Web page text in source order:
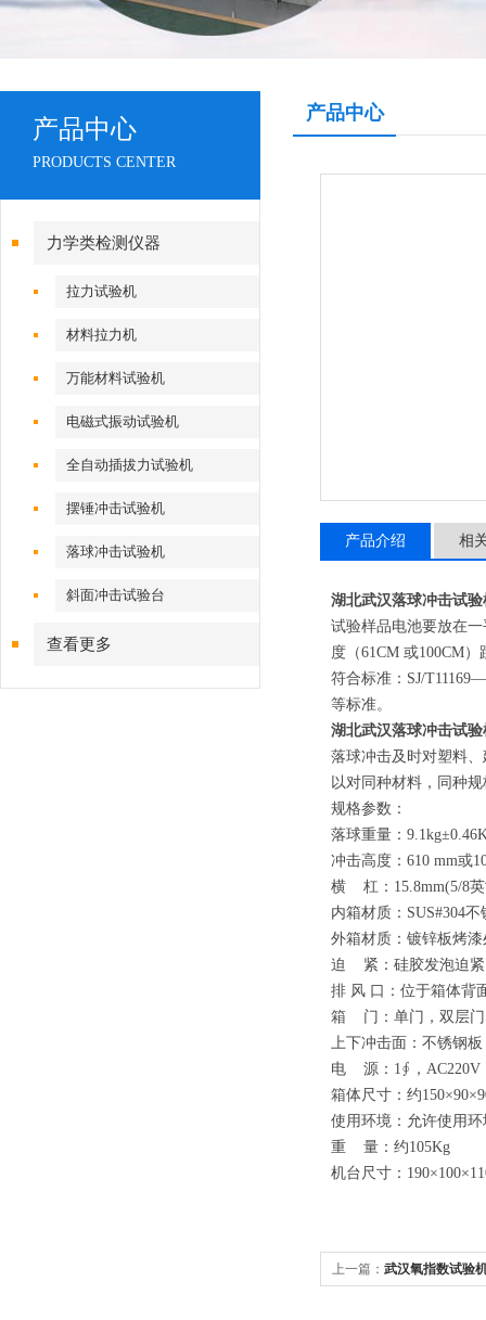
产品中心
PRODUCTS CENTER
力学类检测仪器
拉力试验机
材料拉力机
万能材料试验机
电磁式振动试验机
全自动插拔力试验机
摆锤冲击试验机
落球冲击试验机
斜面冲击试验台
查看更多
产品中心
产品介绍 相
湖北武汉落球冲击试验
试验样品电池要放在
度（61CM 或100CM
符合标准：SJ/
等标准。
湖北武汉落球冲击试验
落球冲击及时对塑料
以对同种材料，同种
规格参数：
落球重量：
冲击高度：610 mm或
横 杠：15.8mm(5/8
内箱材质：SUS#304不
外箱材质：镀锌板烤
迫 紧：硅胶发泡迫紧
排 风 口：位于箱体背
箱 门：单门，双层门
上下冲击面：不锈钢板
电 源：1∮，AC220V
箱体尺寸：约
使用环境：允许使用
重 量：约105Kg
机台尺寸：
上一篇： 武汉氧指数试验